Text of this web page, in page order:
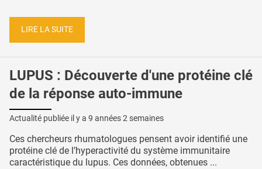
LIRE LA SUITE
LUPUS : Découverte d'une protéine clé
de la réponse auto-immune
Actualité publiée il y a 9 années 2 semaines
Ces chercheurs rhumatologues pensent avoir identifié une
protéine clé de l’hyperactivité du système immunitaire
caractéristique du lupus. Ces données, obtenues ...